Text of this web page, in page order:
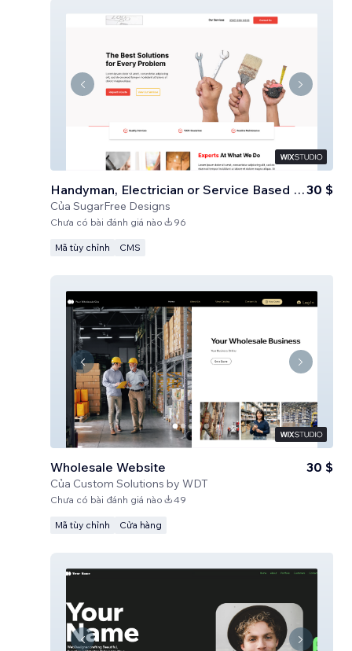
Handyman, Electrician or Service Based Business
Của SugarFree Designs
30 $
Chưa có bài đánh giá nào 96
Mã tùy chỉnh CMS
Wholesale Website
Của Custom Solutions by WDT
30 $
Chưa có bài đánh giá nào 49
Mã tùy chỉnh Cửa hàng